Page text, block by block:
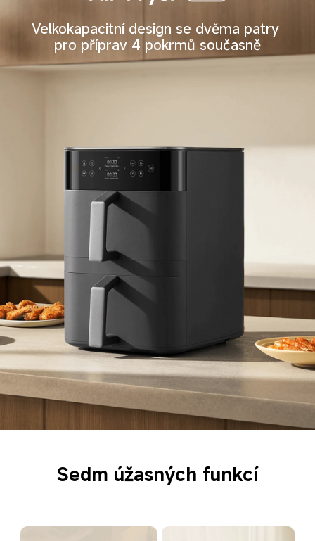
Velkokapacitní design se dvěma patry
pro příprav 4 pokrmů současně
Sedm úžasných funkcí